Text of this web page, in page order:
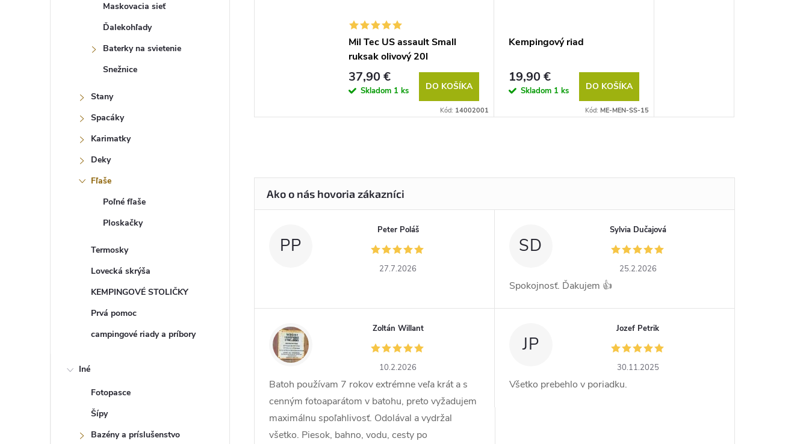
Maskovacia sieť
Ďalekohľady
Baterky na svietenie
Snežnice
Stany
Spacáky
Karimatky
Deky
Fľaše
Poľné fľaše
Ploskačky
Termosky
Lovecká skrýša
KEMPINGOVÉ STOLIČKY
Prvá pomoc
campingové riady a príbory
Iné
Fotopasce
Šípy
Bazény a príslušenstvo
Mil Tec US assault Small
ruksak olivový 20l
37,90 €
Skladom 1 ks DO KOŠÍKA
Kód: 14002001
Kempingový riad
19,90 €
Skladom 1 ks DO KOŠÍKA
Kód: ME-MEN-SS-15
PP
Peter Poláš
27.7.2026
SD
Sylvia Dučajová
25.2.2026
Spokojnosť. Ďakujem 👍
ZW
Zoltán Willant
10.2.2026
Batoh používam 7 rokov extrémne veľa krát a s
cenným fotoaparátom v batohu, preto vyžadujem
maximálnu spoľahlivosť. Odolával a vydržal
všetko. Piesok, bahno, vodu, cesty po
JP
Jozef Petrik
30.11.2025
Všetko prebehlo v poriadku.